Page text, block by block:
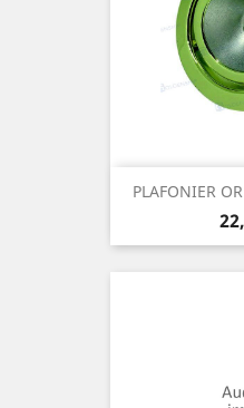
PLAFONIER